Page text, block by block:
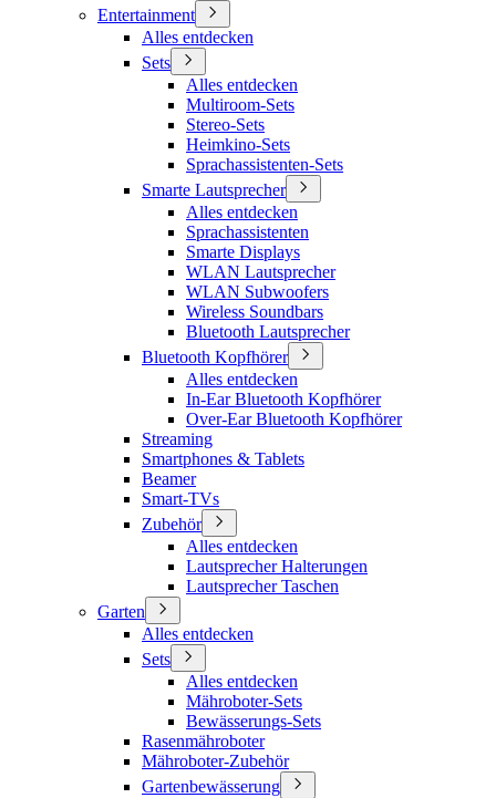
Entertainment
Alles entdecken
Sets
Alles entdecken
Multiroom-Sets
Stereo-Sets
Heimkino-Sets
Sprachassistenten-Sets
Smarte Lautsprecher
Alles entdecken
Sprachassistenten
Smarte Displays
WLAN Lautsprecher
WLAN Subwoofers
Wireless Soundbars
Bluetooth Lautsprecher
Bluetooth Kopfhörer
Alles entdecken
In-Ear Bluetooth Kopfhörer
Over-Ear Bluetooth Kopfhörer
Streaming
Smartphones & Tablets
Beamer
Smart-TVs
Zubehör
Alles entdecken
Lautsprecher Halterungen
Lautsprecher Taschen
Garten
Alles entdecken
Sets
Alles entdecken
Mähroboter-Sets
Bewässerungs-Sets
Rasenmähroboter
Mähroboter-Zubehör
Gartenbewässerung